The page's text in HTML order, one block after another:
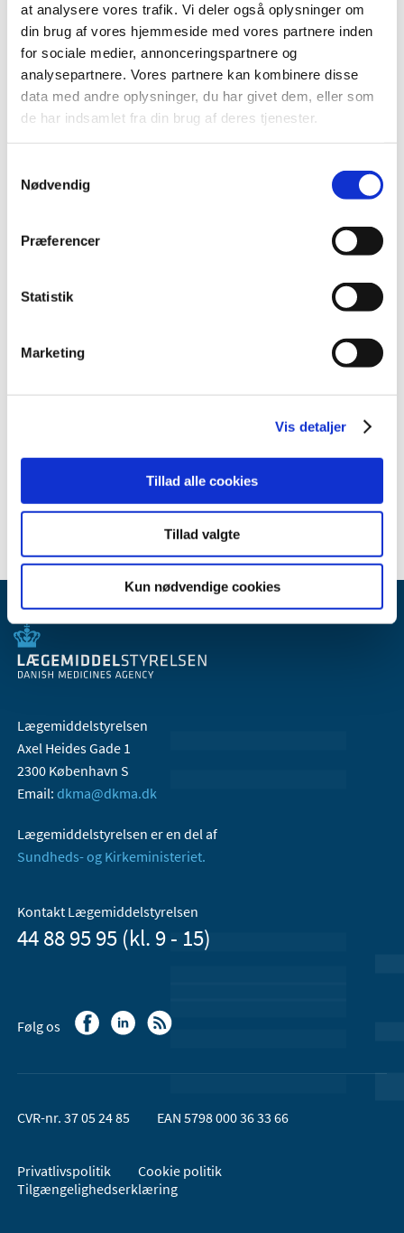
at analysere vores trafik. Vi deler også oplysninger om
din brug af vores hjemmeside med vores partnere inden
for sociale medier, annonceringspartnere og
analysepartnere. Vores partnere kan kombinere disse
data med andre oplysninger, du har givet dem, eller som
de har indsamlet fra din brug af deres tjenester.
Nødvendig
Præferencer
Statistik
Marketing
Vis detaljer
Tillad alle cookies
Tillad valgte
Kun nødvendige cookies
2013 (49)
2012 (44)
november (6)
oktober (4)
juli (5)
februar (3)
2011 (13)
2009 (14)
2005 (2)
Lægemiddelstyrelsen
Axel Heides Gade 1
2300 København S
Email: dkma@dkma.dk
Lægemiddelstyrelsen er en del af
Sundheds- og Kirkeministeriet.
Kontakt Lægemiddelstyrelsen
44 88 95 95 (kl. 9 - 15)
Følg os
CVR-nr. 37 05 24 85 EAN 5798 000 36 33 66
Privatlivspolitik
Cookie politik
Tilgængelighedserklæring